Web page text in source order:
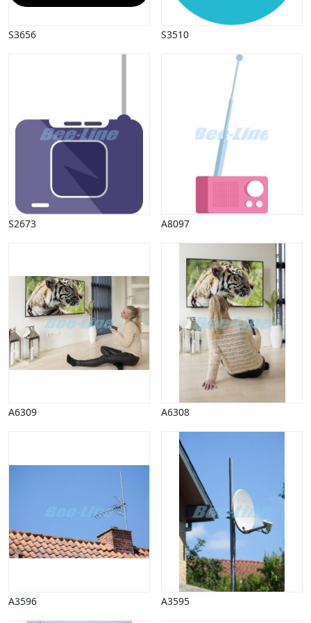
Påske
Penge, finans
Skibe, både, søfart
Sommer
Spots
Stjernetegn, astrologi
Sundhed, sygdom
Udsalg og andre begreber
Underholdning, kultur
Vinter
S3656 S3510
S2673 A8097
A6309 A6308
A3596 A3595